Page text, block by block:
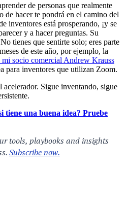
de personas que realmente
de hacer te pondrá en el camino del
inventores está prosperando, ¡y se
y a hacer preguntas. Su
tienes que sentirte solo; eres parte
de este año, por ejemplo, la
socio comercial Andrew Krauss
para inventores que utilizan Zoom.
Sigue inventando, sigue
tiene una buena idea? Pruebe